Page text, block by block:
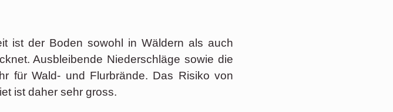
ist der Boden sowohl in Wäldern als auch
Ausbleibende Niederschläge sowie die
für Wald- und Flurbrände. Das Risiko von
ist daher sehr gross.